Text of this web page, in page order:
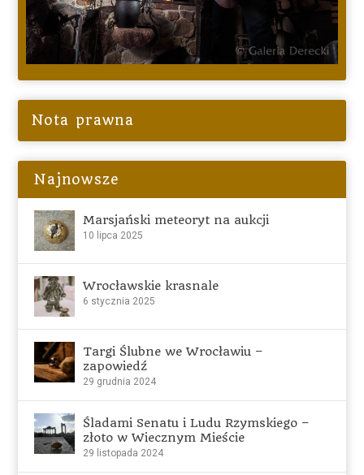
Nota prawna
Najnowsze
Marsjański meteoryt na aukcji
10 lipca 2025
Wrocławskie krasnale
6 stycznia 2025
Targi Ślubne we Wrocławiu –
zapowiedź
29 grudnia 2024
Śladami Senatu i Ludu Rzymskiego –
złoto w Wiecznym Mieście
29 listopada 2024